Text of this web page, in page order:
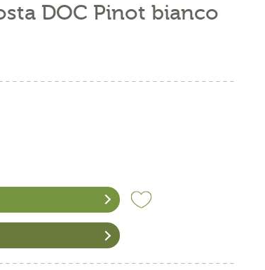
DOC Pinot bianco